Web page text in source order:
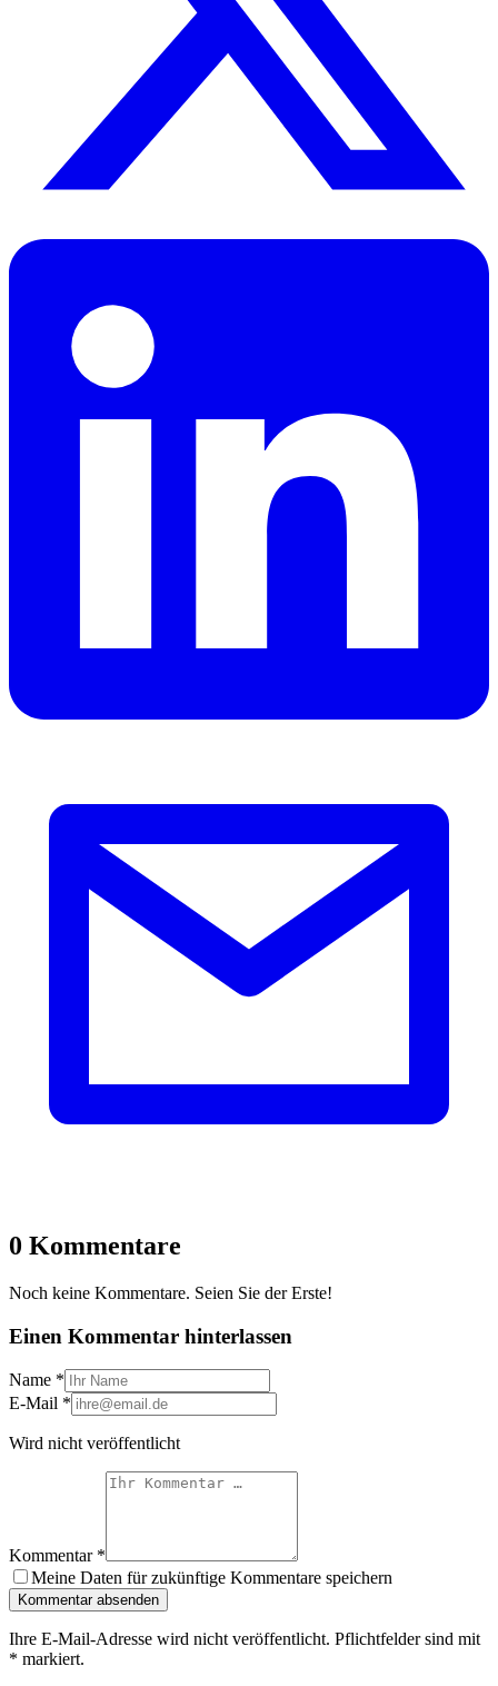
0 Kommentare
Noch keine Kommentare. Seien Sie der Erste!
Einen Kommentar hinterlassen
Name *
E-Mail *
Wird nicht veröffentlicht
Kommentar *
Meine Daten für zukünftige Kommentare speichern
Kommentar absenden
Ihre E-Mail-Adresse wird nicht veröffentlicht. Pflichtfelder sind mit
* markiert.